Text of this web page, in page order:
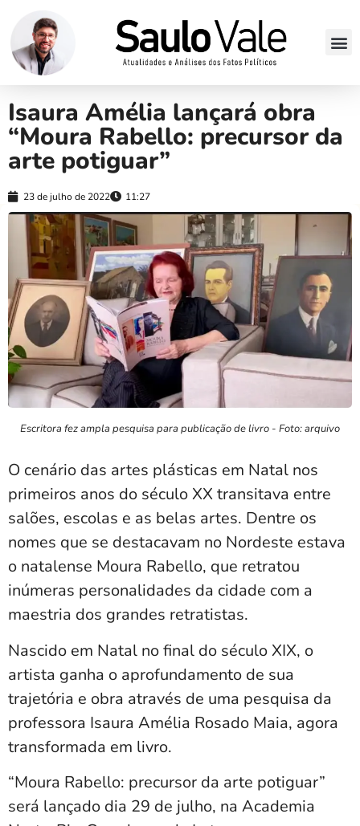
Isaura Amélia lançará obra
“Moura Rabello: precursor da
arte potiguar”
23 de julho de 2022 11:27
Escritora fez ampla pesquisa para publicação de livro - Foto: arquivo
O cenário das artes plásticas em Natal nos
primeiros anos do século XX transitava entre
salões, escolas e as belas artes. Dentre os
nomes que se destacavam no Nordeste estava
o natalense Moura Rabello, que retratou
inúmeras personalidades da cidade com a
maestria dos grandes retratistas.
Nascido em Natal no final do século XIX, o
artista ganha o aprofundamento de sua
trajetória e obra através de uma pesquisa da
professora Isaura Amélia Rosado Maia, agora
transformada em livro.
“Moura Rabello: precursor da arte potiguar”
será lançado dia 29 de julho, na Academia